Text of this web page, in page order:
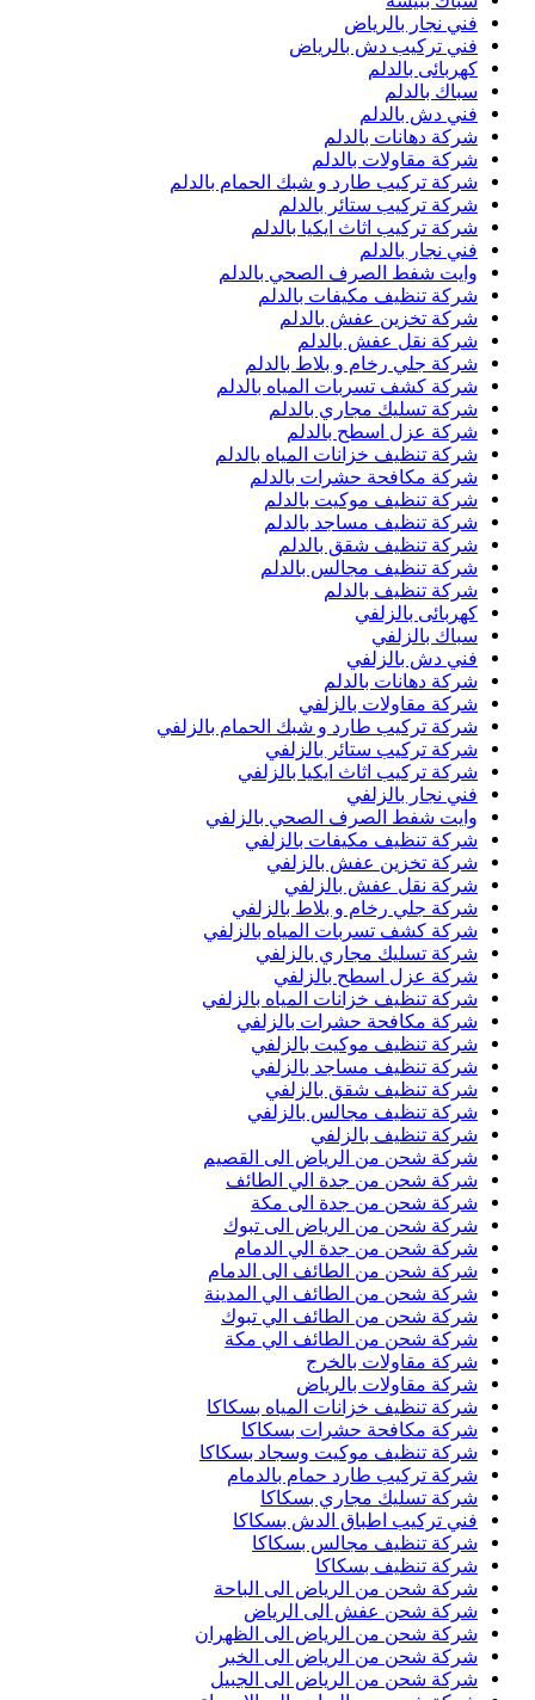
فني نجار بالرياض
فني تركيب دش بالرياض
كهربائى بالدلم
سباك بالدلم
فني دش بالدلم
شركة دهانات بالدلم
شركة مقاولات بالدلم
شركة تركيب طارد و شبك الحمام بالدلم
شركة تركيب ستائر بالدلم
شركة تركيب اثاث ايكيا بالدلم
فني نجار بالدلم
وايت شفط الصرف الصحي بالدلم
شركة تنظيف مكيفات بالدلم
شركة تخزين عفش بالدلم
شركة نقل عفش بالدلم
شركة جلي رخام و بلاط بالدلم
شركة كشف تسربات المياه بالدلم
شركة تسليك مجاري بالدلم
شركة عزل اسطح بالدلم
شركة تنظيف خزانات المياه بالدلم
شركة مكافحة حشرات بالدلم
شركة تنظيف موكيت بالدلم
شركة تنظيف مساجد بالدلم
شركة تنظيف شقق بالدلم
شركة تنظيف مجالس بالدلم
شركة تنظيف بالدلم
كهربائى بالزلفي
سباك بالزلفي
فني دش بالزلفي
شركة دهانات بالدلم
شركة مقاولات بالزلفي
شركة تركيب طارد و شبك الحمام بالزلفي
شركة تركيب ستائر بالزلفي
شركة تركيب اثاث ايكيا بالزلفي
فني نجار بالزلفي
وايت شفط الصرف الصحي بالزلفي
شركة تنظيف مكيفات بالزلفي
شركة تخزين عفش بالزلفي
شركة نقل عفش بالزلفي
شركة جلي رخام و بلاط بالزلفي
شركة كشف تسربات المياه بالزلفي
شركة تسليك مجاري بالزلفي
شركة عزل اسطح بالزلفي
شركة تنظيف خزانات المياه بالزلفي
شركة مكافحة حشرات بالزلفي
شركة تنظيف موكيت بالزلفي
شركة تنظيف مساجد بالزلفي
شركة تنظيف شقق بالزلفي
شركة تنظيف مجالس بالزلفي
شركة تنظيف بالزلفي
شركة شحن من الرياض الى القصيم
شركة شحن من جدة الي الطائف
شركة شحن من جدة الى مكة
شركة شحن من الرياض الى تبوك
شركة شحن من جدة الي الدمام
شركة شحن من الطائف الى الدمام
شركة شحن من الطائف الي المدينة
شركة شحن من الطائف الي تبوك
شركة شحن من الطائف الي مكة
شركة مقاولات بالخرج
شركة مقاولات بالرياض
شركة تنظيف خزانات المياه بسكاكا
شركة مكافحة حشرات بسكاكا
شركة تنظيف موكيت وسجاد بسكاكا
شركة تركيب طارد حمام بالدمام
شركة تسليك مجاري بسكاكا
فني تركيب اطباق الدش بسكاكا
شركة تنظيف مجالس بسكاكا
شركة تنظيف بسكاكا
شركة شحن من الرياض الى الباحة
شركة شحن عفش الى الرياض
شركة شحن من الرياض الى الظهران
شركة شحن من الرياض الى الخبر
شركة شحن من الرياض الى الجبيل